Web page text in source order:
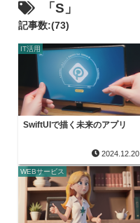
「S」
記事数:(73)
IT活用
SwiftUIで描く未来のアプリ
2024.12.20
WEBサービス